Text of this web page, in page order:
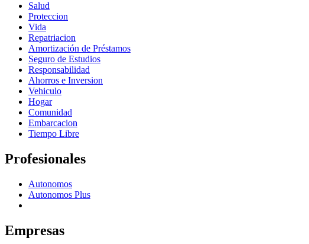
Salud
Proteccion
Vida
Repatriacion
Amortización de Préstamos
Seguro de Estudios
Responsabilidad
Ahorros e Inversion
Vehiculo
Hogar
Comunidad
Embarcacion
Tiempo Libre
Profesionales
Autonomos
Autonomos Plus
Empresas